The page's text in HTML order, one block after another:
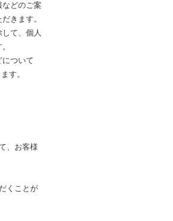
どのご案
きます。
て、個人
ついて
す。
、お客様
くことが